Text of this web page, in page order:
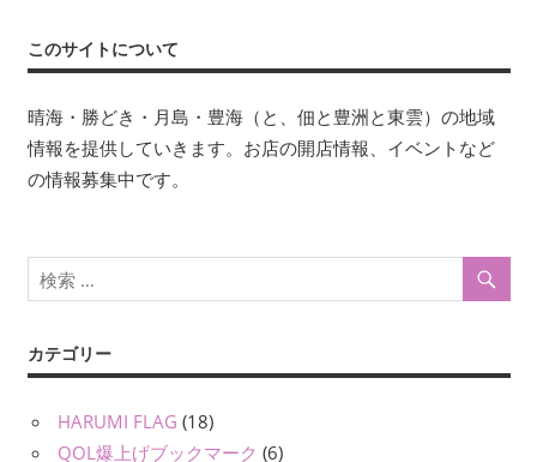
ナ
ビ
ゲ
シ
ョ
ン
このサイトについて
晴海・勝どき・月島・豊海（と、佃と豊洲と東雲）の地域
情報を提供していきます。お店の開店情報、イベントなど
の情報募集中です。
カテゴリー
HARUMI FLAG (18)
QOL爆上げブックマーク (6)